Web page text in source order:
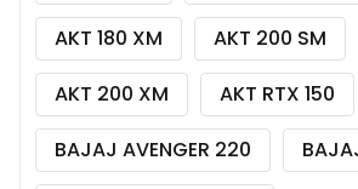
AKT 180 XM
AKT 200 SM
AKT 200 XM
AKT RTX 150
BAJAJ AVENGER 220